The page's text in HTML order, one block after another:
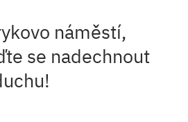
náměstí,
se nadechnout